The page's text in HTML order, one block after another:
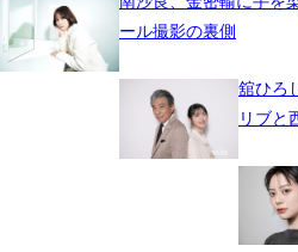
ール撮影の裏側
舘ひろ
リブと